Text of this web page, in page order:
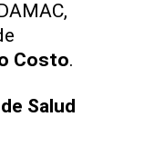
Costo.
Salud